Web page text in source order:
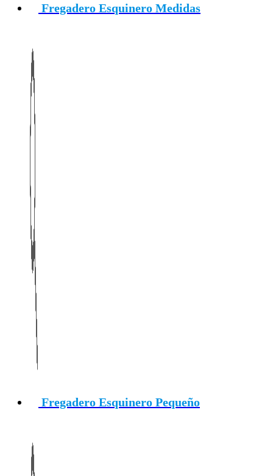
Fregadero Esquinero Medidas
Fregadero Esquinero Pequeño